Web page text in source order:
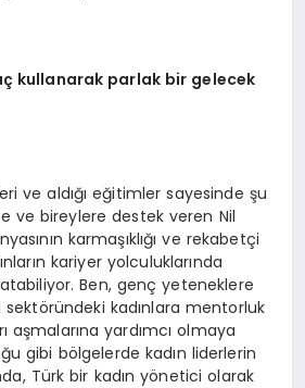
kullanarak parlak bir gelecek
ve aldığı eğitimler sayesinde şu
ve bireylere destek veren Nil
karmaşıklığı ve rekabetçi
kariyer yolculuklarında
Ben, genç yeteneklere
kadınlara mentorluk
aşmalarına yardımcı olmaya
gibi bölgelerde kadın liderlerin
Türk bir kadın yönetici olarak